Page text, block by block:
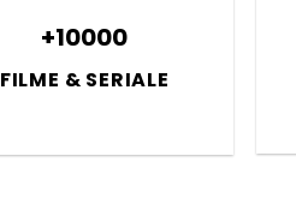
+10000
FILME & SERIALE